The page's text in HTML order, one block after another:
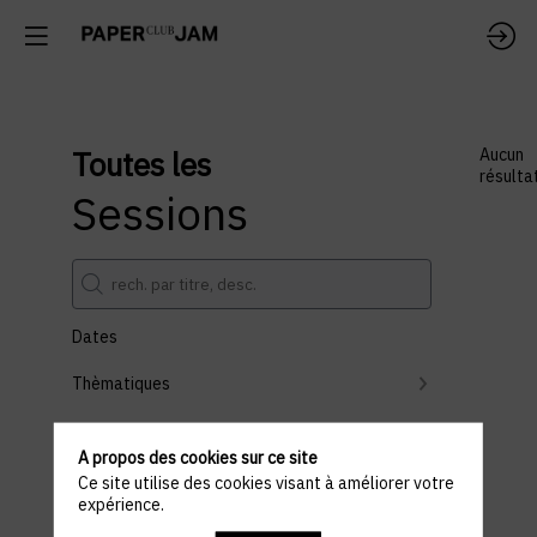
Toutes les
Sessions
Dates
Thèmatiques
Effacer tous les filtres
Aucun
A propos des cookies sur ce site
Ce site utilise des cookies visant à améliorer votre
expérience.